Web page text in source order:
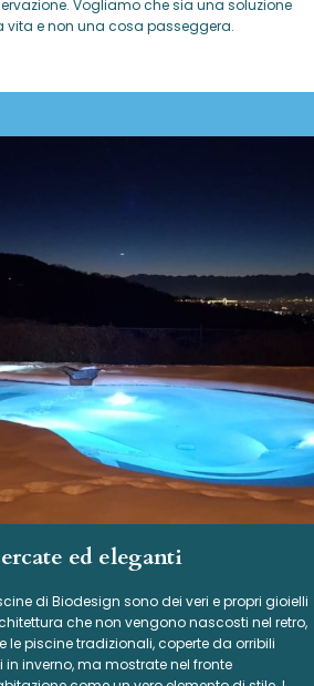
Vogliamo che sia una soluzione
vita e non una cosa passeggera.
ed eleganti
di Biodesign sono dei veri e propri gioielli
che non vengono nascosti nel retro,
le piscine tradizionali, coperte da orribili
in inverno, ma mostrate nel fronte